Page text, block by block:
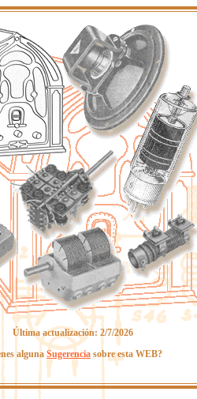
Última actualización: 2/7/2026
alguna Sugerencia sobre esta WEB?